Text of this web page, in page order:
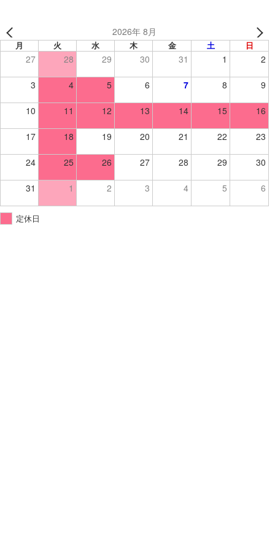
2026年 8月
月 火 水 木 金 土 日
27 28 29 30 31 1 2
3 4 5 6 7 8 9
10 11 12 13 14 15 16
17 18 19 20 21 22 23
24 25 26 27 28 29 30
31 1 2 3 4 5 6
定休日